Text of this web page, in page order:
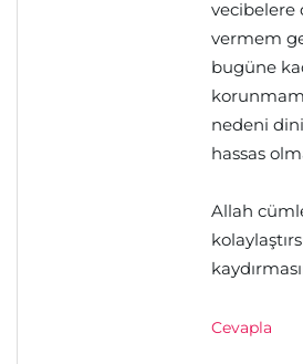
vecibelere
vermem
bugüne
nedeni
hassas
Allah
Cevapla